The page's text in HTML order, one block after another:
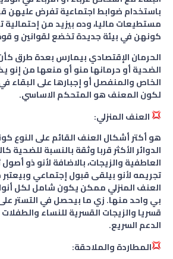
باستخدام ضوابط اجتماعية تفرض عليهن
مستطيعات ماليا، وده بيزيد من
كونهن في بيئة جديدة تخضع لقوانين و
الحرمان الإقتصادي بيمارس بعدة طرق
الضحية أو حرمانها منو أو منعها من إنو
الخاص والمنفصل أو إجبارها على البقاء
لكون المعنف هو المتحكم الاساسي.
العنف المنزلي:
هو أكتر أشكال العنف القائم على النوع
الدوائر الأكثر قربا وثقة بالنسبة للضحية
العاطفية والزيجات، بالاضافة لأنو ذو
تجريمه لأنو بيلقى قبول إجتماعي وبيعتبر
العنف المنزلي ممكن يكون شامل لكل
بي واحد منها. زي ما بيحصل في التستر
قسريا والزيجات القسرية للنساء
الدعم السريع.
المطاردة والملاحقة: